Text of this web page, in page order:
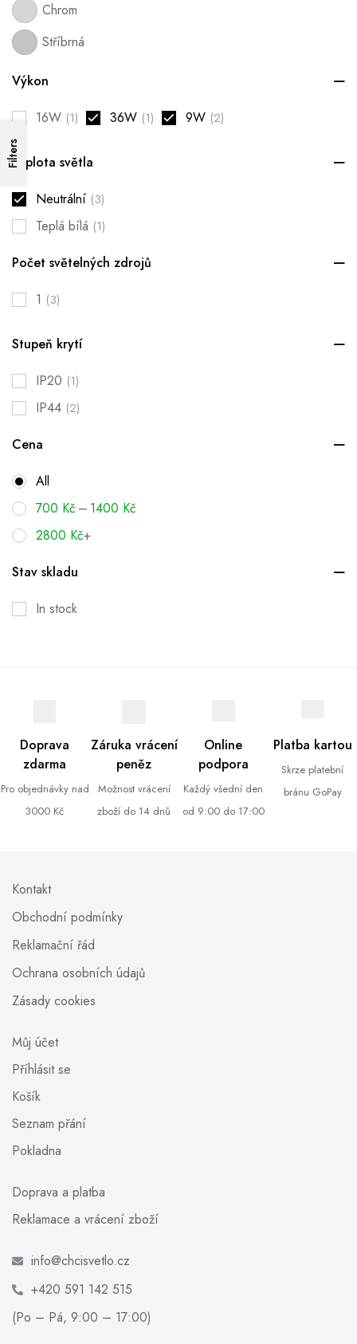
Chrom
Stříbrná
Výkon
16W (1) 36W (1) 9W (2)
Teplota světla
Neutrální (3)
Teplá bílá (1)
Počet světelných zdrojů
1 (3)
Stupeň krytí
IP20 (1)
IP44 (2)
Cena
All
700 Kč – 1400 Kč
2800 Kč+
Stav skladu
In stock
Filters
Doprava
zdarma
Pro objednávky nad
3000 Kč
Záruka vrácení
peněz
Možnost vrácení
zboží do 14 dnů
Online
podpora
Každý všední den
od 9:00 do 17:00
Platba kartou
Skrze platební
bránu GoPay
Kontakt
Obchodní podmínky
Reklamační řád
Ochrana osobních údajů
Zásady cookies
Můj účet
Příhlásit se
Košík
Seznam přání
Pokladna
Doprava a platba
Reklamace a vrácení zboží
info@chcisvetlo.cz
+420 591 142 515
(Po – Pá, 9:00 – 17:00)